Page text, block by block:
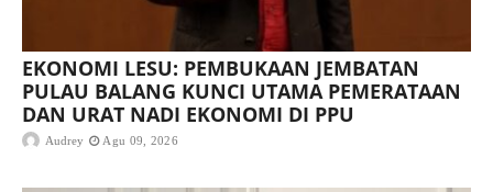
EKONOMI LESU: PEMBUKAAN JEMBATAN
PULAU BALANG KUNCI UTAMA PEMERATAAN
DAN URAT NADI EKONOMI DI PPU
Audrey Agu 09, 2026